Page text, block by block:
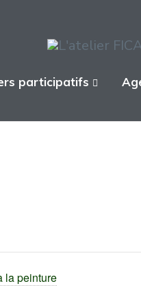
participatifs
la peinture